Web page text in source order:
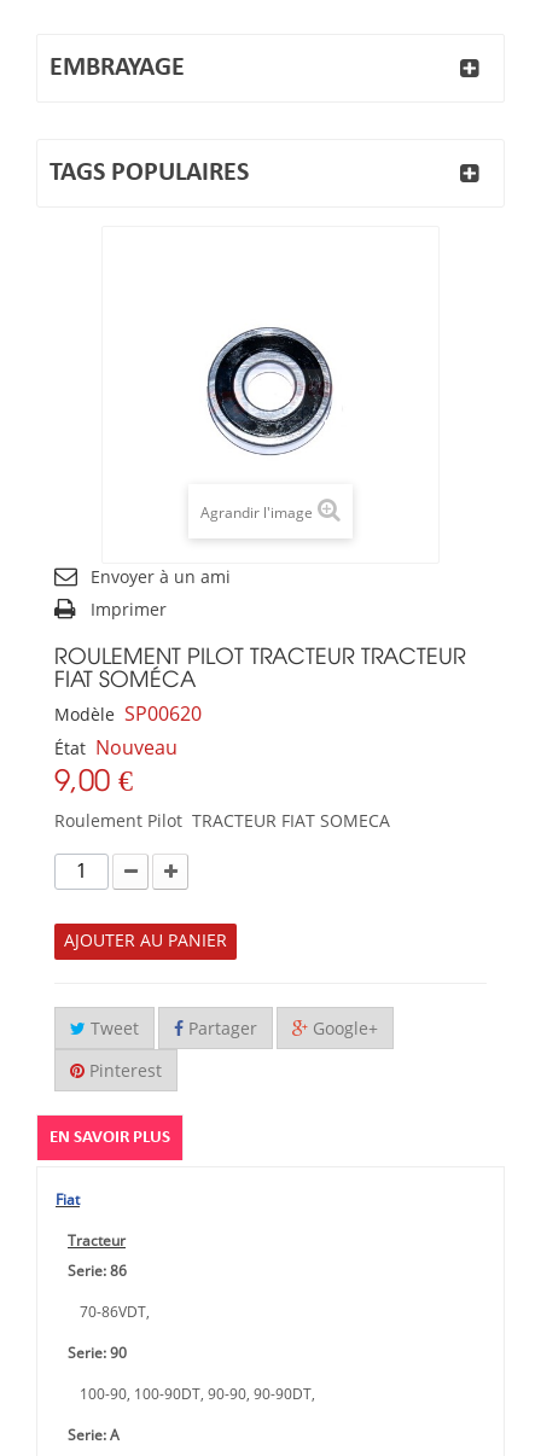
EMBRAYAGE
TAGS POPULAIRES
Agrandir l'image
Envoyer à un ami
Imprimer
ROULEMENT PILOT TRACTEUR TRACTEUR
FIAT SOMÉCA
Modèle SP00620
État Nouveau
9,00 €
Roulement Pilot TRACTEUR FIAT SOMECA
AJOUTER AU PANIER
Tweet Partager Google+
Pinterest
EN SAVOIR PLUS
Fiat
Tracteur
Serie: 86
70-86VDT,
Serie: 90
100-90, 100-90DT, 90-90, 90-90DT,
Serie: A